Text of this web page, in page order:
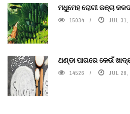
ମଧୁମେହ ରୋଗୀ କଞ୍ଚା
15034 JUL 31,
ଥଣ୍ଡା ପାଗରେ କେଉଁ
14526 JUL 28,